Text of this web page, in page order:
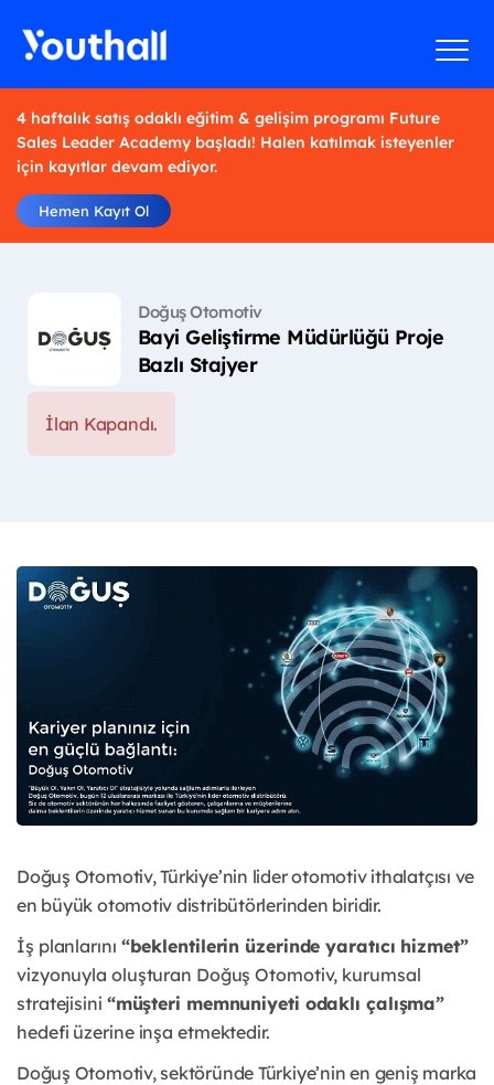
4 haftalık satış odaklı eğitim & gelişim programı Future
Sales Leader Academy başladı! Halen katılmak isteyenler
için kayıtlar devam ediyor.
Hemen Kayıt Ol
Doğuş Otomotiv
Bayi Geliştirme Müdürlüğü Proje
Bazlı Stajyer
İlan Kapandı.
Doğuş Otomotiv, Türkiye’nin lider otomotiv ithalatçısı ve
en büyük otomotiv distribütörlerinden biridir.
İş planlarını “beklentilerin üzerinde yaratıcı hizmet”
vizyonuyla oluşturan Doğuş Otomotiv, kurumsal
stratejisini “müşteri memnuniyeti odaklı çalışma”
hedefi üzerine inşa etmektedir.
Doğuş Otomotiv, sektöründe Türkiye’nin en geniş marka